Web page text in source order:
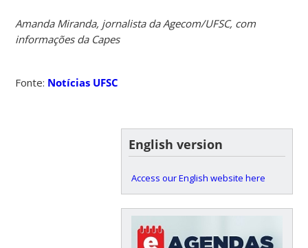
Amanda Miranda, jornalista da Agecom/UFSC, com
informações da Capes
Fonte: Notícias UFSC
English version
Access our English website here